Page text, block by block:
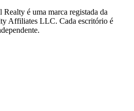
é uma marca registada da
Affiliates LLC. Cada escritório é